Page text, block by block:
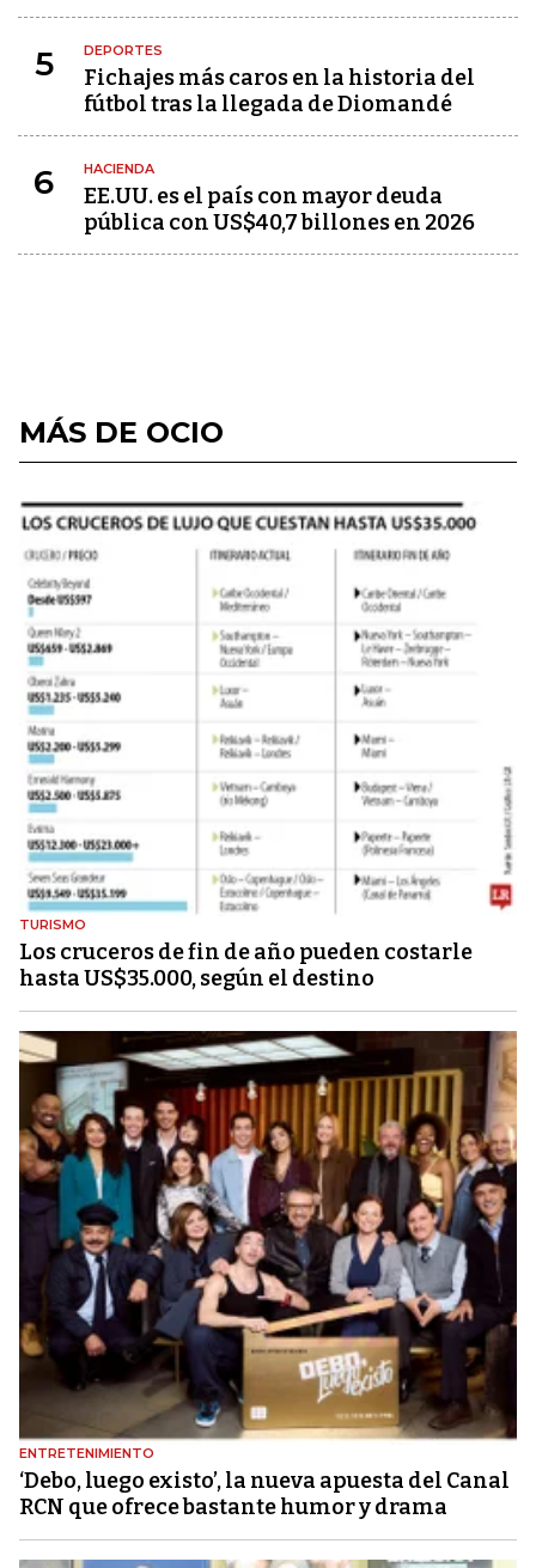
5 DEPORTES
Fichajes más caros en la historia del
fútbol tras la llegada de Diomandé
6 HACIENDA
EE.UU. es el país con mayor deuda
pública con US$40,7 billones en 2026
MÁS DE OCIO
TURISMO
Los cruceros de fin de año pueden costarle
hasta US$35.000, según el destino
ENTRETENIMIENTO
‘Debo, luego existo’, la nueva apuesta del Canal
RCN que ofrece bastante humor y drama